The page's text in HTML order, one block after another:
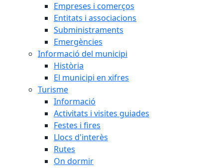
Empreses i comerços
Entitats i associacions
Subministraments
Emergències
Informació del municipi
Història
El municipi en xifres
Turisme
Informació
Activitats i visites guiades
Festes i fires
Llocs d'interès
Rutes
On dormir